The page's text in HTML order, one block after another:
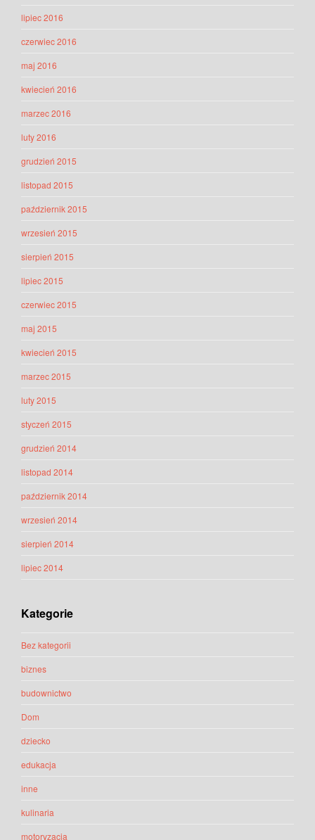
lipiec 2016
czerwiec 2016
maj 2016
kwiecień 2016
marzec 2016
luty 2016
grudzień 2015
listopad 2015
październik 2015
wrzesień 2015
sierpień 2015
lipiec 2015
czerwiec 2015
maj 2015
kwiecień 2015
marzec 2015
luty 2015
styczeń 2015
grudzień 2014
listopad 2014
październik 2014
wrzesień 2014
sierpień 2014
lipiec 2014
Kategorie
Bez kategorii
biznes
budownictwo
Dom
dziecko
edukacja
inne
kulinaria
motoryzacja